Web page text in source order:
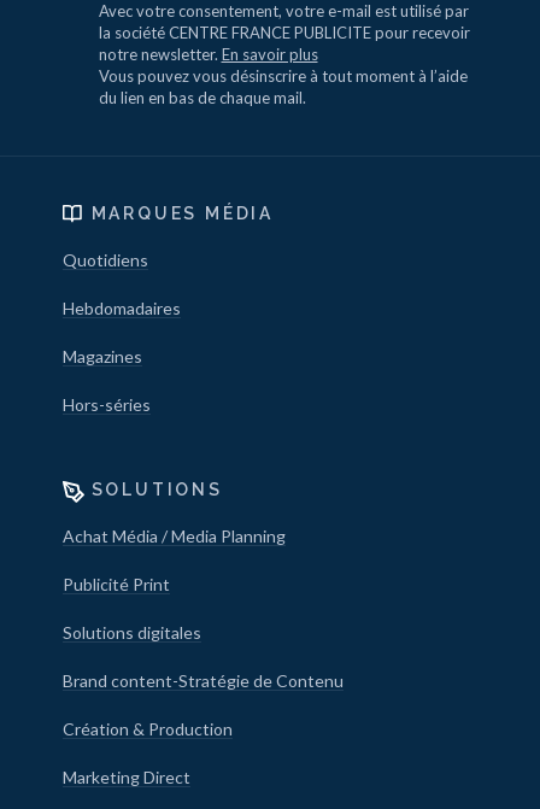
Avec votre consentement, votre e-mail est utilisé par
la société CENTRE FRANCE PUBLICITE pour recevoir
notre newsletter. En savoir plus
Vous pouvez vous désinscrire à tout moment à l’aide
du lien en bas de chaque mail.
MARQUES MÉDIA
Quotidiens
Hebdomadaires
Magazines
Hors-séries
SOLUTIONS
Achat Média / Media Planning
Publicité Print
Solutions digitales
Brand content-Stratégie de Contenu
Création & Production
Marketing Direct